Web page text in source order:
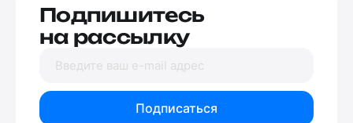
Подпишитесь
на рассылку
Подписаться